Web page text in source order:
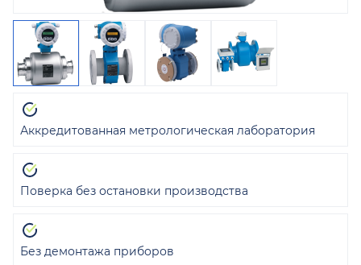
Аккредитованная метрологическая лаборатория
Поверка без остановки производства
Без демонтажа приборов